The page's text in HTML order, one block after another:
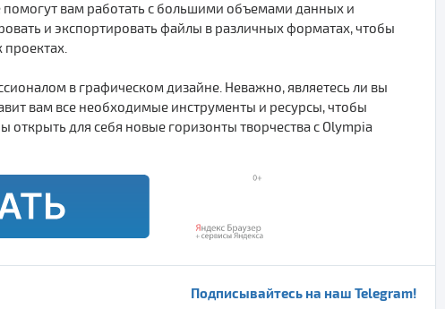
вам работать с большими объемами данных и
и экспортировать файлы в различных форматах, чтобы
проектах.
в графическом дизайне. Неважно, являетесь ли вы
вам все необходимые инструменты и ресурсы, чтобы
открыть для себя новые горизонты творчества с Olympia
Подписывайтесь на наш Telegram!